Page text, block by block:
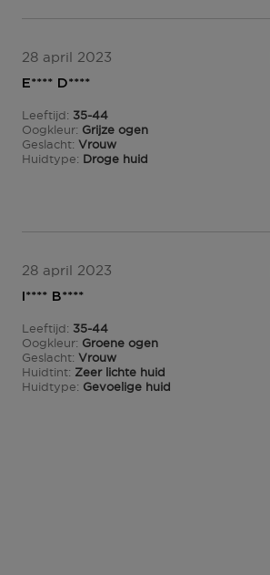
28 april 2023
E**** D****
Leeftijd
35 tot 4435-44
Oogkleur Grijze ogen
Geslacht Vrouw
Huidtype
Droge huid
28 april 2023
I**** B****
Leeftijd
35 tot 4435-44
Oogkleur Groene ogen
Geslacht Vrouw
Huidtint Zeer lichte huid
Huidtype
Gevoelige huid